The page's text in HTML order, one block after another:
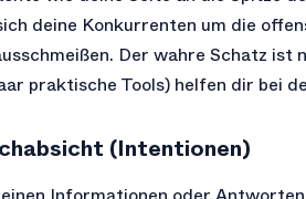
deine Konkurrenten um die
Der wahre Schatz ist
praktische Tools) helfen dir bei
(Intentionen)